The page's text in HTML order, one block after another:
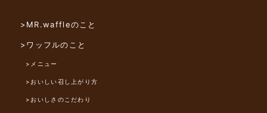
>MR.waffleのこと
>ワッフルのこと
>メニュー
>おいしい召し上がり方
>おいしさのこだわり